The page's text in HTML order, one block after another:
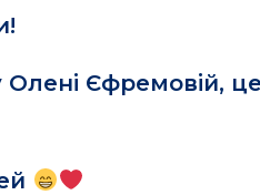
Єфремовій,